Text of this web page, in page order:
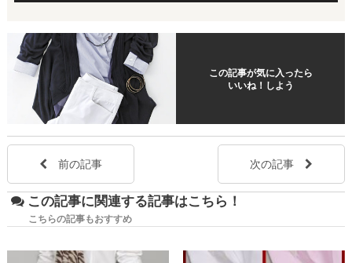
この記事が気に入ったら
いいね！しよう
前の記事 次の記事
この記事に関連する記事はこちら！
こちらの記事もおすすめ